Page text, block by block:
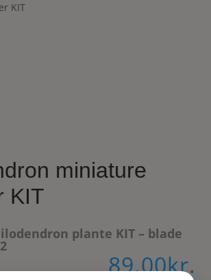
KIT
miniature
KIT
plante KIT – blade
89.00kr.